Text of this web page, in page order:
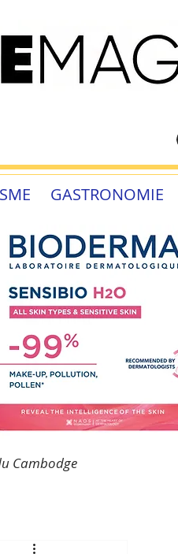
GASTRONOMIE
Cambodge